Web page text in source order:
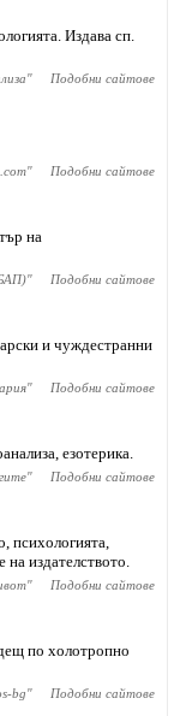
Издава сп.
" Подобни сайтове
" Подобни сайтове
на
" Подобни сайтове
и чуждестранни
" Подобни сайтове
езотерика.
" Подобни сайтове
психологията,
на издателството.
" Подобни сайтове
по холотропно
bg" Подобни сайтове